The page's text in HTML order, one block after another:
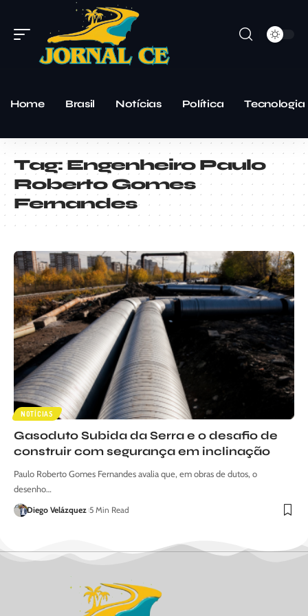
Home Brasil Notícias Política Tecnologia
Tag:Engenheiro Paulo
Roberto Gomes
Fernandes
NOTÍCIAS
Gasoduto Subida da Serra e o desafio de
construir com segurança em inclinação
Paulo Roberto Gomes Fernandes avalia que, em obras de dutos, o
desenho…
Diego Velázquez 5 Min Read